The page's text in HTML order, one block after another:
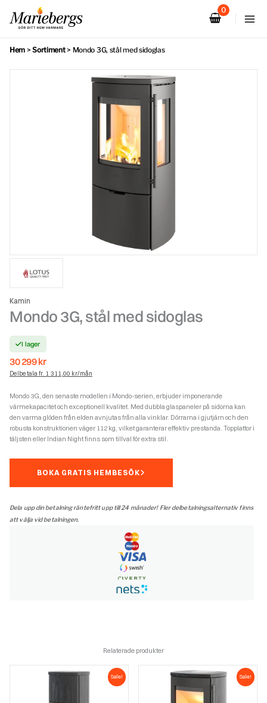
innehåll
Hem >Sortiment> Mondo 3G, stål med sidoglas
Kamin
Mondo 3G, stål med sidoglas
I lager
30 299kr
Delbetala fr. 1 311,00 kr/mån
Mondo 3G, den senaste modellen i Mondo-serien, erbjuder imponerande
värmekapacitet och exceptionell kvalitet. Med dubbla glaspaneler på sidorna kan
den varma glöden från elden avnjutas från alla vinklar. Dörrarna i gjutjärn och den
robusta konstruktionen väger 112 kg, vilket garanterar effektiv prestanda. Topplattor i
täljsten eller Indian Night finns som tillval för extra stil.
BOKA GRATIS HEMBESÖK
Dela upp din betalning räntefritt upp till 24 månader! Fler delbetalningsalternativ finns
att välja vid betalningen.
Relaterade produkter
Sale! Sale!